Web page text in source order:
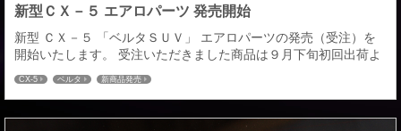
新型ＣＸ－５ エアロパーツ 発売開始
新型 ＣＸ－５ 「ベルタＳＵＶ」 エアロパーツの発売（受注）を
開始いたします。 受注いただきました商品は９月下旬初回出荷よ
り順次発送予定となります。 ＣＸ－５のエアロパーツをご検討し
ている皆様、どうぞよろしくお願いいたします。 MAZDA CX-5
KFEP/KF5P/KF2P H29.02～ 【発売商品】■フロントハーフスポイ
ラー 純正の「シンプルで研ぎ澄まされた美しさ」を生かしながら
CX-5 ベルタ 新商品発売